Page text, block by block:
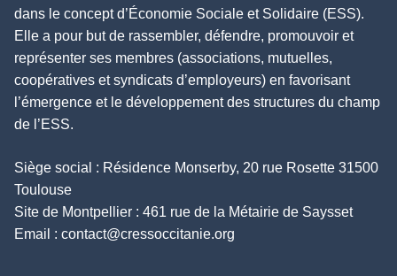
dans le concept d’Économie Sociale et Solidaire (ESS).
Elle a pour but de rassembler, défendre, promouvoir et
représenter ses membres (associations, mutuelles,
coopératives et syndicats d’employeurs) en favorisant
l’émergence et le développement des structures du champ
de l’ESS.
Siège social : Résidence Monserby, 20 rue Rosette 31500
Toulouse
Site de Montpellier : 461 rue de la Métairie de Saysset
Email : contact@cressoccitanie.org